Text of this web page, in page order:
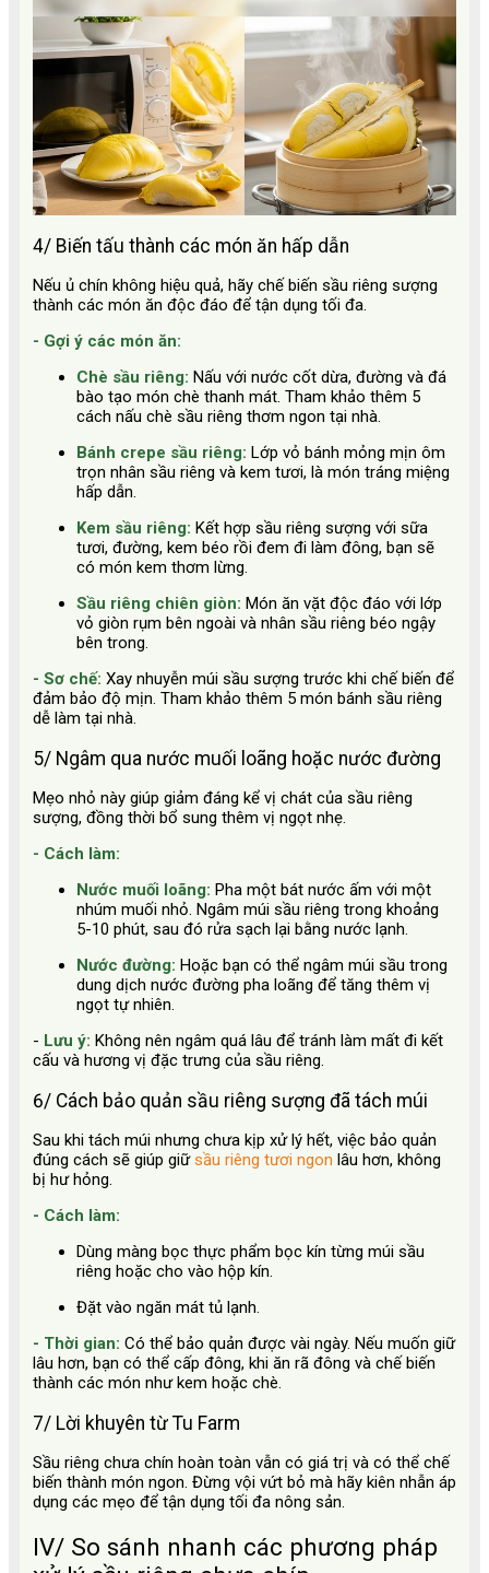
4/ Biến tấu thành các món ăn hấp dẫn
Nếu ủ chín không hiệu quả, hãy chế biến sầu riêng sượng
thành các món ăn độc đáo để tận dụng tối đa.
- Gợi ý các món ăn:
Chè sầu riêng: Nấu với nước cốt dừa, đường và đá
bào tạo món chè thanh mát. Tham khảo thêm 5
cách nấu chè sầu riêng thơm ngon tại nhà.
Bánh crepe sầu riêng: Lớp vỏ bánh mỏng mịn ôm
trọn nhân sầu riêng và kem tươi, là món tráng miệng
hấp dẫn.
Kem sầu riêng: Kết hợp sầu riêng sượng với sữa
tươi, đường, kem béo rồi đem đi làm đông, bạn sẽ
có món kem thơm lừng.
Sầu riêng chiên giòn: Món ăn vặt độc đáo với lớp
vỏ giòn rụm bên ngoài và nhân sầu riêng béo ngậy
bên trong.
- Sơ chế: Xay nhuyễn múi sầu sượng trước khi chế biến để
đảm bảo độ mịn. Tham khảo thêm 5 món bánh sầu riêng
dễ làm tại nhà.
5/ Ngâm qua nước muối loãng hoặc nước đường
Mẹo nhỏ này giúp giảm đáng kể vị chát của sầu riêng
sượng, đồng thời bổ sung thêm vị ngọt nhẹ.
- Cách làm:
Nước muối loãng: Pha một bát nước ấm với một
nhúm muối nhỏ. Ngâm múi sầu riêng trong khoảng
5-10 phút, sau đó rửa sạch lại bằng nước lạnh.
Nước đường: Hoặc bạn có thể ngâm múi sầu trong
dung dịch nước đường pha loãng để tăng thêm vị
ngọt tự nhiên.
- Lưu ý: Không nên ngâm quá lâu để tránh làm mất đi kết
cấu và hương vị đặc trưng của sầu riêng.
6/ Cách bảo quản sầu riêng sượng đã tách múi
Sau khi tách múi nhưng chưa kịp xử lý hết, việc bảo quản
đúng cách sẽ giúp giữsầu riêng tươi ngon lâu hơn, không
bị hư hỏng.
- Cách làm:
Dùng màng bọc thực phẩm bọc kín từng múi sầu
riêng hoặc cho vào hộp kín.
Đặt vào ngăn mát tủ lạnh.
- Thời gian: Có thể bảo quản được vài ngày. Nếu muốn giữ
lâu hơn, bạn có thể cấp đông, khi ăn rã đông và chế biến
thành các món như kem hoặc chè.
7/ Lời khuyên từ Tu Farm
Sầu riêng chưa chín hoàn toàn vẫn có giá trị và có thể chế
biến thành món ngon. Đừng vội vứt bỏ mà hãy kiên nhẫn áp
dụng các mẹo để tận dụng tối đa nông sản.
IV/ So sánh nhanh các phương pháp